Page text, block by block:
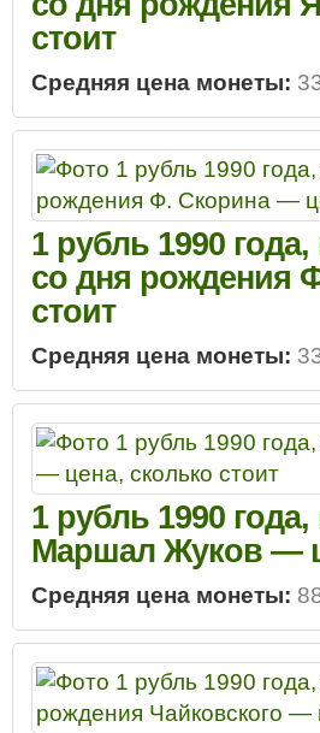
стоит
Средняя цена монеты:
1 рубль 1990
со дня рождения
стоит
Средняя цена монеты:
1 рубль 1990
Маршал Жуков —
Средняя цена монеты: